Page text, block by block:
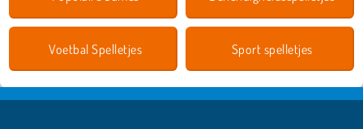
Voetbal Spelletjes Sport spelletjes